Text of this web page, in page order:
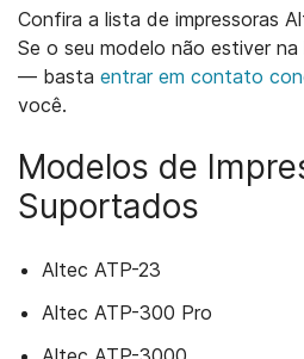
Confira a lista de impressoras
Se o seu modelo não estiver
— basta entrar em contato
você.
Modelos de
Suportados
Altec ATP-23
Altec ATP-300 Pro